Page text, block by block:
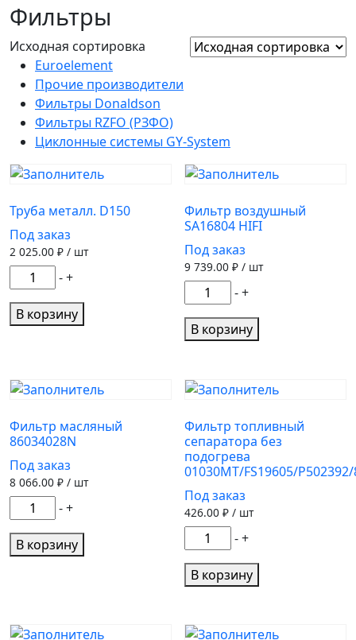
Фильтры
Исходная сортировка
Euroelement
Прочие производители
Фильтры Donaldson
Фильтры RZFO (РЗФО)
Циклонные системы GY-System
Труба металл. D150
Под заказ
2 025.00 ₽ / шт
Количество
товара
Труба
металл.
-+
В корзину
Фильтр воздушный
SA16804 HIFI
Под заказ
9 739.00₽ / шт
Количество
товара
Фильтр
воздушный
HIFI
- +
В корзину
Фильтр масляный
86034028N
Под заказ
8 066.00 ₽ / шт
Количество
товара
Фильтр
масляный
-+
В корзину
Фильтр топливный
сепаратора без
подогрева
01030MT/FS19605/
Под заказ
426.00₽ / шт
Количество
товара
Фильтр
топливный
без
- +
В корзину